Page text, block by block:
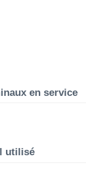
en service
utilisé